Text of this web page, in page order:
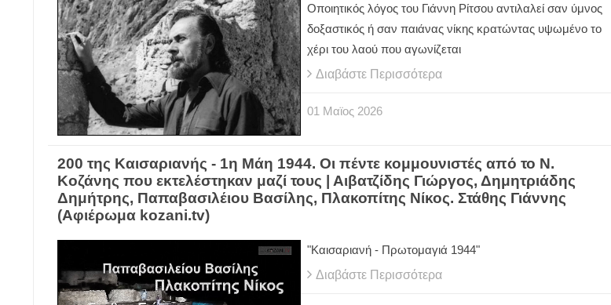
Οποιητικός λόγος του Γιάννη Ρίτσου αντιλαλεί σαν ύμνος
δοξαστικός ή σαν παιάνας νίκης κρατώντας υψωμένο το
χέρι του λαού που αγωνίζεται
Διαβάστε Περισσότερα
01 Μαϊος 2026
200 της Καισαριανής - 1η Μάη 1944. Οι πέντε κομμουνιστές από το Ν.
Κοζάνης που εκτελέστηκαν μαζί τους | Αιβατζίδης Γιώργος, Δημητριάδης
Δημήτρης, Παπαβασιλέιου Βασίλης, Πλακοπίτης Νίκος. Στάθης Γιάννης
(Αφιέρωμα kozani.tv)
"Καισαριανή - Πρωτομαγιά 1944"
Διαβάστε Περισσότερα